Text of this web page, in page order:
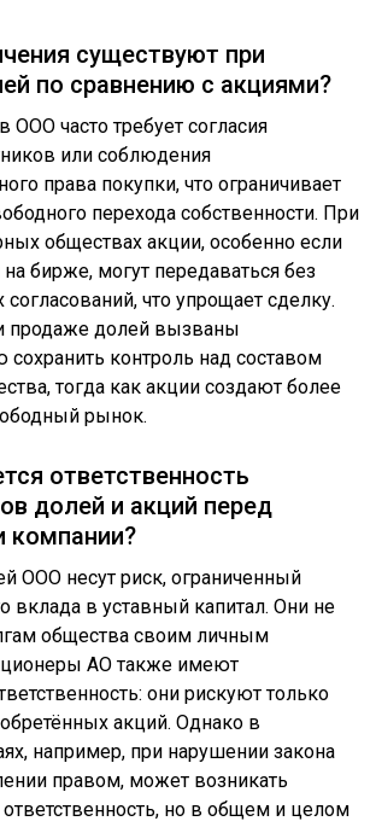
существуют при
по сравнению с акциями?
часто требует согласия
или соблюдения
права покупки, что ограничивает
перехода собственности. При
обществах акции, особенно если
бирже, могут передаваться без
что упрощает сделку.
продаже долей вызваны
сохранить контроль над составом
тогда как акции создают более
рынок.
ответственность
долей и акций перед
компании?
ООО несут риск, ограниченный
вклада в уставный капитал. Они не
общества своим личным
АО также имеют
они рискуют только
акций. Однако в
например, при нарушении закона
правом, может возникать
ответственность, но в общем и целом